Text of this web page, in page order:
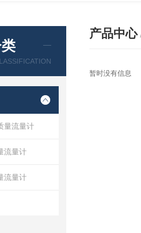
量流量计
流量计
流量计
产品中心
暂时没有信息